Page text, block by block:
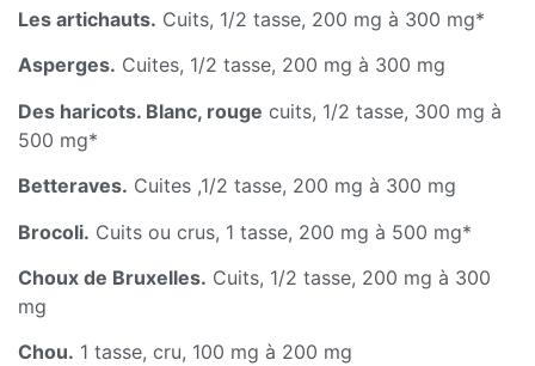
Les artichauts. Cuits, 1/2 tasse, 200 mg à 300 mg*
Asperges. Cuites, 1/2 tasse, 200 mg à 300 mg
Des haricots. Blanc, rouge cuits, 1/2 tasse, 300 mg à
500 mg*
Betteraves. Cuites ,1/2 tasse, 200 mg à 300 mg
Brocoli. Cuits ou crus, 1 tasse, 200 mg à 500 mg*
Choux de Bruxelles. Cuits, 1/2 tasse, 200 mg à 300
mg
Chou. 1 tasse, cru, 100 mg à 200 mg